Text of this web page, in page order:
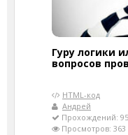
Гуру логики
вопросов
HTML-код
Андрей
Прохождений: 95
Просмотров: 363